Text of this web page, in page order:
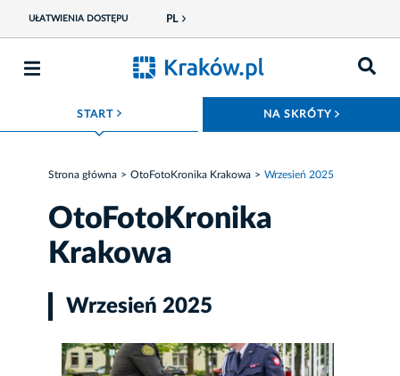
UŁATWIENIA DOSTĘPU PL
START ROZWIŃ MENU NA SKRÓTY
Strona główna OtoFotoKronika Krakowa Wrzesień 2025
OtoFotoKronika
Krakowa
Wrzesień 2025